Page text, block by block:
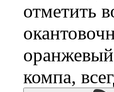
отметить
компа,